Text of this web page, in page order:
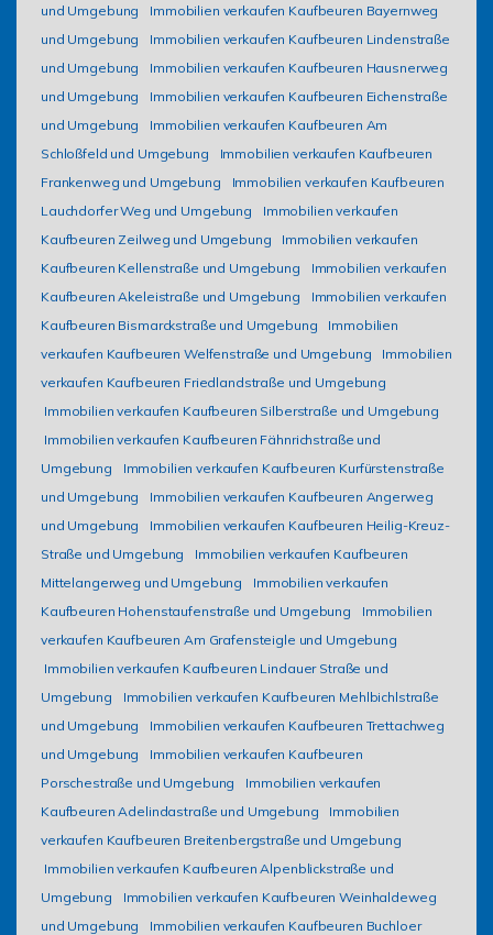
und Umgebung
Immobilien verkaufen Kaufbeuren Bayernweg
und Umgebung
Immobilien verkaufen Kaufbeuren Lindenstraße
und Umgebung
Immobilien verkaufen Kaufbeuren Hausnerweg
und Umgebung
Immobilien verkaufen Kaufbeuren Eichenstraße
und Umgebung
Immobilien verkaufen Kaufbeuren Am
Schloßfeld und Umgebung
Immobilien verkaufen Kaufbeuren
Frankenweg und Umgebung
Immobilien verkaufen Kaufbeuren
Lauchdorfer Weg und Umgebung
Immobilien verkaufen
Kaufbeuren Zeilweg und Umgebung
Immobilien verkaufen
Kaufbeuren Kellenstraße und Umgebung
Immobilien verkaufen
Kaufbeuren Akeleistraße und Umgebung
Immobilien verkaufen
Kaufbeuren Bismarckstraße und Umgebung
Immobilien
verkaufen Kaufbeuren Welfenstraße und Umgebung
Immobilien
verkaufen Kaufbeuren Friedlandstraße und Umgebung
Immobilien verkaufen Kaufbeuren Silberstraße und Umgebung
Immobilien verkaufen Kaufbeuren Fähnrichstraße und
Umgebung
Immobilien verkaufen Kaufbeuren Kurfürstenstraße
und Umgebung
Immobilien verkaufen Kaufbeuren Angerweg
und Umgebung
Immobilien verkaufen Kaufbeuren Heilig-Kreuz-
Straße und Umgebung
Immobilien verkaufen Kaufbeuren
Mittelangerweg und Umgebung
Immobilien verkaufen
Kaufbeuren Hohenstaufenstraße und Umgebung
Immobilien
verkaufen Kaufbeuren Am Grafensteigle und Umgebung
Immobilien verkaufen Kaufbeuren Lindauer Straße und
Umgebung
Immobilien verkaufen Kaufbeuren Mehlbichlstraße
und Umgebung
Immobilien verkaufen Kaufbeuren Trettachweg
und Umgebung
Immobilien verkaufen Kaufbeuren
Porschestraße und Umgebung
Immobilien verkaufen
Kaufbeuren Adelindastraße und Umgebung
Immobilien
verkaufen Kaufbeuren Breitenbergstraße und Umgebung
Immobilien verkaufen Kaufbeuren Alpenblickstraße und
Umgebung
Immobilien verkaufen Kaufbeuren Weinhaldeweg
und Umgebung
Immobilien verkaufen Kaufbeuren Buchloer